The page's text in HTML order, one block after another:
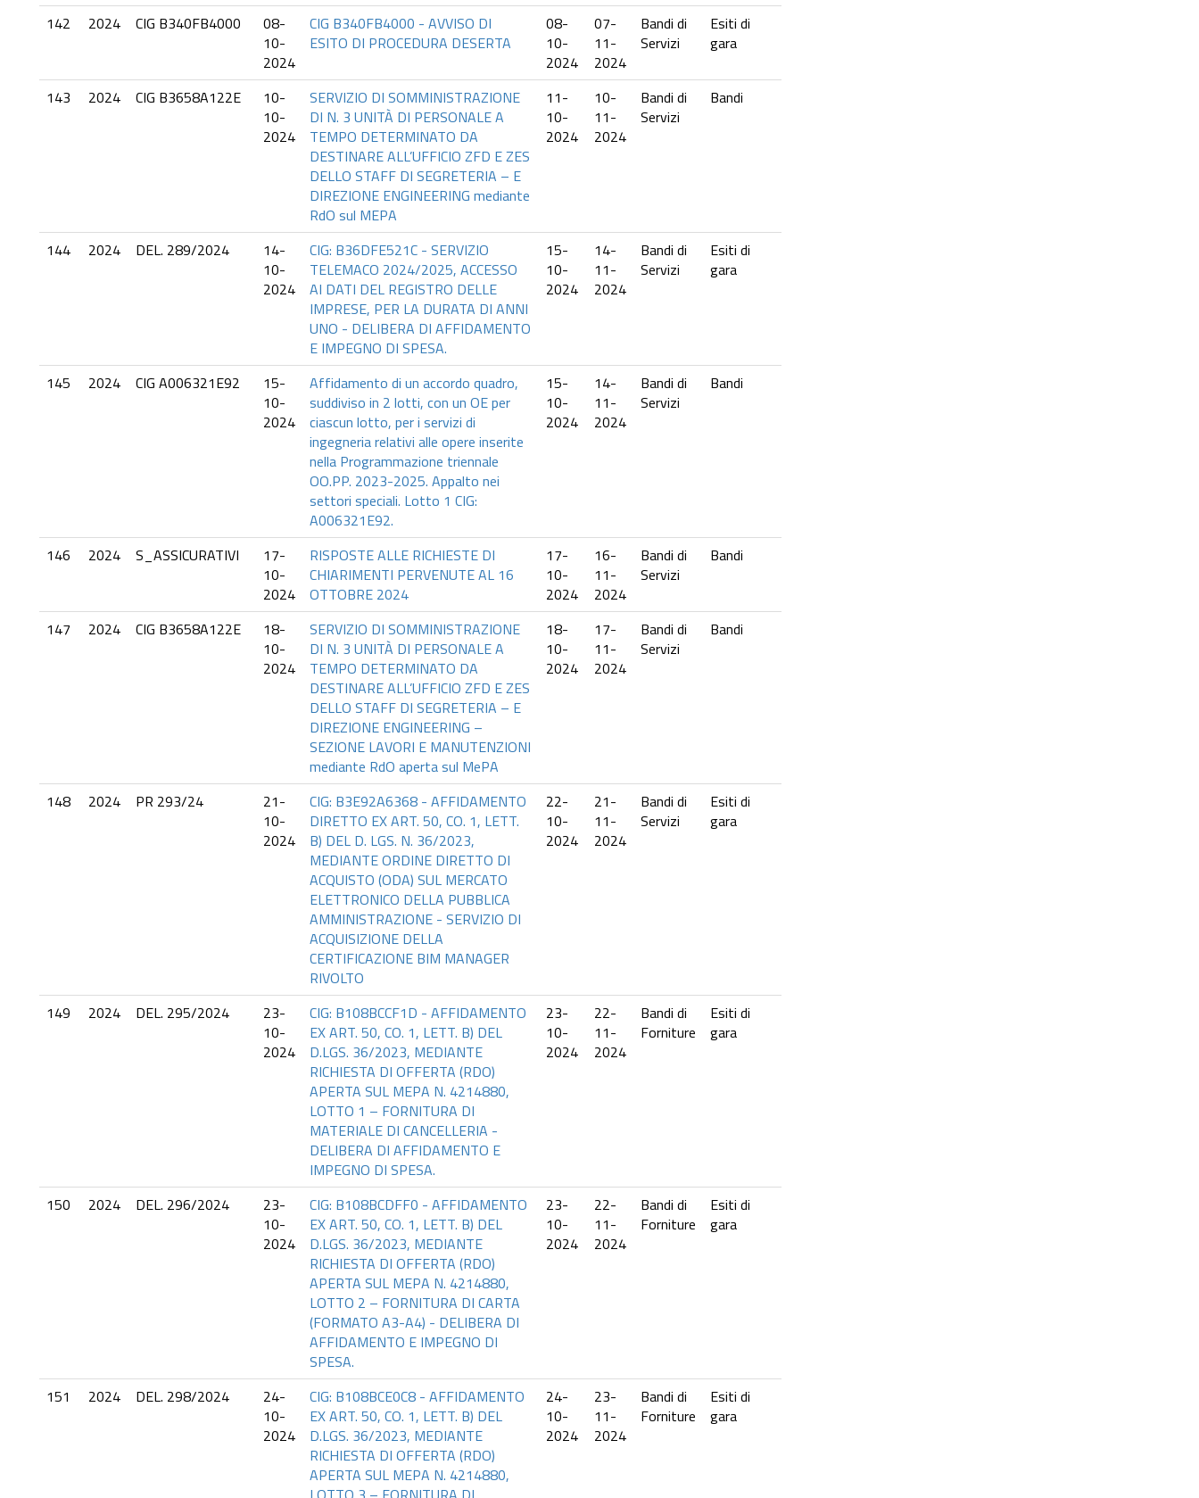
142 2024 CIG B340FB4000
08-
10-
2024
CIG B340FB4000 - AVVISO DI
ESITO DI PROCEDURA DESERTA
08-
10-
2024
07-
11-
2024
Bandi di
Servizi
Esiti di
gara
143 2024 CIG B3658A122E
10-
10-
2024
SERVIZIO DI SOMMINISTRAZIONE
DI N. 3 UNITÀ DI PERSONALE A
TEMPO DETERMINATO DA
DESTINARE ALL’UFFICIO ZFD E ZES
DELLO STAFF DI SEGRETERIA – E
DIREZIONE ENGINEERING mediante
RdO sul MEPA
11-
10-
2024
10-
11-
2024
Bandi di
Servizi
Bandi
144 2024 DEL. 289/2024
14-
10-
2024
CIG: B36DFE521C - SERVIZIO
TELEMACO 2024/2025, ACCESSO
AI DATI DEL REGISTRO DELLE
IMPRESE, PER LA DURATA DI ANNI
UNO - DELIBERA DI AFFIDAMENTO
E IMPEGNO DI SPESA.
15-
10-
2024
14-
11-
2024
Bandi di
Servizi
Esiti di
gara
145 2024 CIG A006321E92
15-
10-
2024
Affidamento di un accordo quadro,
suddiviso in 2 lotti, con un OE per
ciascun lotto, per i servizi di
ingegneria relativi alle opere inserite
nella Programmazione triennale
OO.PP. 2023-2025. Appalto nei
settori speciali. Lotto 1 CIG:
A006321E92.
15-
10-
2024
14-
11-
2024
Bandi di
Servizi
Bandi
146 2024 S_ASSICURATIVI
17-
10-
2024
RISPOSTE ALLE RICHIESTE DI
CHIARIMENTI PERVENUTE AL 16
OTTOBRE 2024
17-
10-
2024
16-
11-
2024
Bandi di
Servizi
Bandi
147 2024 CIG B3658A122E
18-
10-
2024
SERVIZIO DI SOMMINISTRAZIONE
DI N. 3 UNITÀ DI PERSONALE A
TEMPO DETERMINATO DA
DESTINARE ALL’UFFICIO ZFD E ZES
DELLO STAFF DI SEGRETERIA – E
DIREZIONE ENGINEERING –
SEZIONE LAVORI E MANUTENZIONI
mediante RdO aperta sul MePA
18-
10-
2024
17-
11-
2024
Bandi di
Servizi
Bandi
148 2024 PR 293/24
21-
10-
2024
CIG: B3E92A6368 - AFFIDAMENTO
DIRETTO EX ART. 50, CO. 1, LETT.
B) DEL D. LGS. N. 36/2023,
MEDIANTE ORDINE DIRETTO DI
ACQUISTO (ODA) SUL MERCATO
ELETTRONICO DELLA PUBBLICA
AMMINISTRAZIONE - SERVIZIO DI
ACQUISIZIONE DELLA
CERTIFICAZIONE BIM MANAGER
RIVOLTO
22-
10-
2024
21-
11-
2024
Bandi di
Servizi
Esiti di
gara
149 2024 DEL. 295/2024
23-
10-
2024
CIG: B108BCCF1D - AFFIDAMENTO
EX ART. 50, CO. 1, LETT. B) DEL
D.LGS. 36/2023, MEDIANTE
RICHIESTA DI OFFERTA (RDO)
APERTA SUL MEPA N. 4214880,
LOTTO 1 – FORNITURA DI
MATERIALE DI CANCELLERIA -
DELIBERA DI AFFIDAMENTO E
IMPEGNO DI SPESA.
23-
10-
2024
22-
11-
2024
Bandi di
Forniture
Esiti di
gara
150 2024 DEL. 296/2024
23-
10-
2024
CIG: B108BCDFF0 - AFFIDAMENTO
EX ART. 50, CO. 1, LETT. B) DEL
D.LGS. 36/2023, MEDIANTE
RICHIESTA DI OFFERTA (RDO)
APERTA SUL MEPA N. 4214880,
LOTTO 2 – FORNITURA DI CARTA
(FORMATO A3-A4) - DELIBERA DI
AFFIDAMENTO E IMPEGNO DI
SPESA.
23-
10-
2024
22-
11-
2024
Bandi di
Forniture
Esiti di
gara
151 2024 DEL. 298/2024
24-
10-
2024
CIG: B108BCE0C8 - AFFIDAMENTO
EX ART. 50, CO. 1, LETT. B) DEL
D.LGS. 36/2023, MEDIANTE
RICHIESTA DI OFFERTA (RDO)
APERTA SUL MEPA N. 4214880,
24-
10-
2024
23-
11-
2024
Bandi di
Forniture
Esiti di
gara